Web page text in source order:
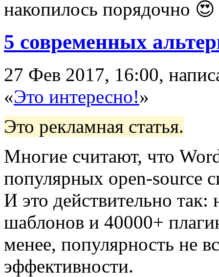
накопилось порядочно
5 современных
27 Фев 2017, 16:00,
«Это интересно!»
Это рекламная статья.
Многие считают, что
популярных open-source
И это действительно так:
шаблонов и 40000+
менее, популярность не
эффективности.